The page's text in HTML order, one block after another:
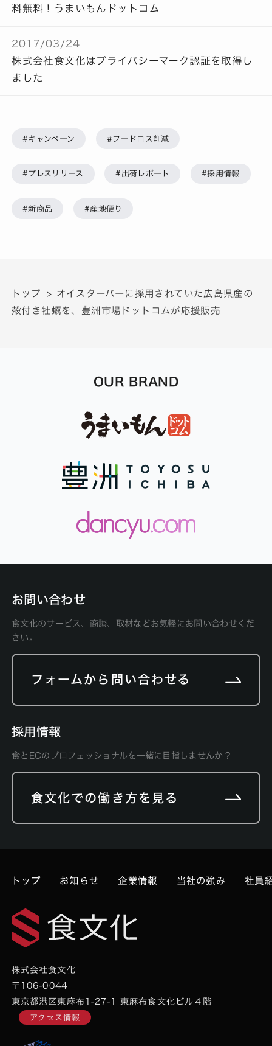
料無料！うまいもんドットコム
2017/03/24
株式会社食文化はプライバシーマーク認証を取得し
ました
#キャンペーン #フードロス削減
#プレスリリース #出荷レポート #採用情報
#新商品 #産地便り
トップ
オイスターバーに採用されていた広島県産の
殻付き牡蠣を、豊洲市場ドットコムが応援販売
OUR BRAND
お問い合わせ
食文化のサービス、商談、取材などお気軽にお問い合わせくだ
さい。
フォームから問い合わせる
採用情報
食とECのプロフェッショナルを一緒に目指しませんか？
食文化での働き方を見る
トップ お知らせ 企業情報 当社の強み 社員
株式会社食文化
〒106-0044
東京都港区東麻布1-27-1 東麻布食文化ビル４階
アクセス情報